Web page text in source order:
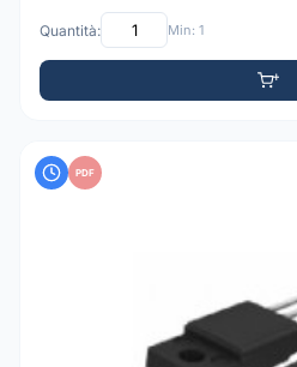
Quantità: Min: 1
PDF